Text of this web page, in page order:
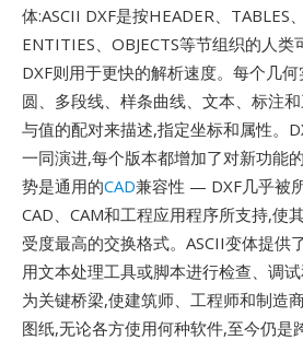
体:ASCII DXF是按HEADER、TABLES、
ENTITIES、OBJECTS等节组织的人
DXF则用于更快的解析速度。每个几
圆、多段线、样条曲线、文本、标注
与值的配对来描述,指定坐标和属性。
一同演进,每个版本都增加了对新功能
势是通用的CAD兼容性 — DXF几乎被
CAD、CAM和工程应用程序所支持,使
受度最高的交换格式。ASCII变体提供
用文本处理工具或脚本进行检查、调
为关键桥梁,使建筑师、工程师和制造
图纸,无论各方使用何种软件,至今仍是